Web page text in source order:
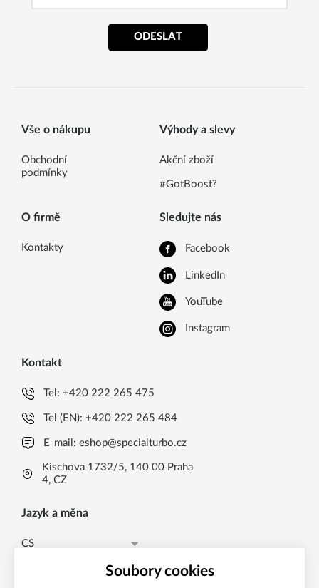
ODESLAT
Vše o nákupu
Obchodní
podmínky
Výhody a slevy
Akční zboží
#GotBoost?
O firmě
Kontakty
Sledujte nás
Facebook
LinkedIn
YouTube
Instagram
Kontakt
Tel:+420 222 265 475
Tel (EN):+420 222 265 484
E-mail:eshop@specialturbo.cz
Kischova 1732/5, 140 00 Praha
4, CZ
Jazyk a měna
CS
Česká koruna CZK (Kč)Soubory cookies